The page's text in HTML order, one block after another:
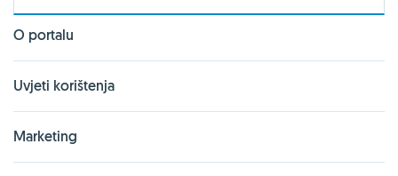
O portalu
Uvjeti korištenja
Marketing